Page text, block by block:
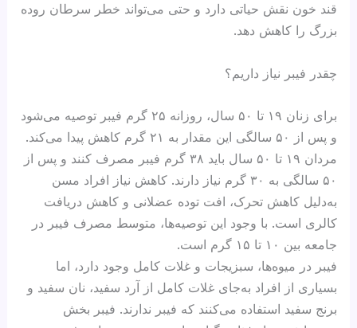
قند خون نقش حیاتی دارد و حتی می‌تواند خطر سرطان روده
بزرگ را کاهش دهد.
چقدر فیبر نیاز داریم؟
برای زنان ۱۹ تا ۵۰ سال، روزانه ۲۵ گرم فیبر توصیه می‌شود
و پس از ۵۰ سالگی این مقدار به ۲۱ گرم کاهش پیدا می‌کند.
مردان ۱۹ تا ۵۰ سال باید ۳۸ گرم فیبر مصرف کنند و پس از
۵۰ سالگی به ۳۰ گرم نیاز دارند. کاهش نیاز افراد مسن
به‌دلیل کاهش تحرک، افت توده عضلانی و کاهش دریافت
کالری است. با وجود این توصیه‌ها، متوسط مصرف فیبر در
جامعه بین ۱۰ تا ۱۵ گرم است.
فیبر در میوه‌ها، سبزیجات و غلات کامل وجود دارد، اما
بسیاری از افراد به‌جای غلات کامل از آرد سفید، نان سفید و
برنج سفید استفاده می‌کنند که فیبر ندارند. فیبر بخش